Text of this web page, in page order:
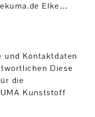
Elke…
und Kontaktdaten
Diese
die
Kunststoff